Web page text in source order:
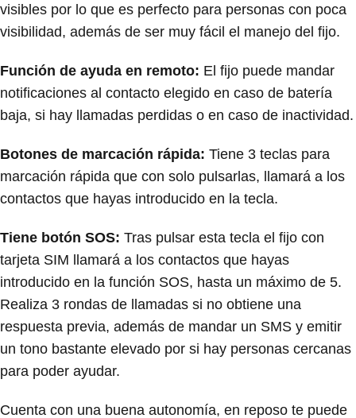
visibles por lo que es perfecto para personas con poca
visibilidad, además de ser muy fácil el manejo del fijo.
Función de ayuda en remoto: El fijo puede mandar
notificaciones al contacto elegido en caso de batería
baja, si hay llamadas perdidas o en caso de inactividad.
Botones de marcación rápida: Tiene 3 teclas para
marcación rápida que con solo pulsarlas, llamará a los
contactos que hayas introducido en la tecla.
Tiene botón SOS: Tras pulsar esta tecla el fijo con
tarjeta SIM llamará a los contactos que hayas
introducido en la función SOS, hasta un máximo de 5.
Realiza 3 rondas de llamadas si no obtiene una
respuesta previa, además de mandar un SMS y emitir
un tono bastante elevado por si hay personas cercanas
para poder ayudar.
Cuenta con una buena autonomía, en reposo te puede